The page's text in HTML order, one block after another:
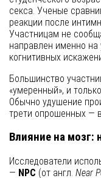
секса. Ученые
реакции после
Участницам не
направлен именно
когнитивных
Большинство
«умеренный», и
Обычно удушение
трети опрошенных —
Влияние на мозг:
Исследователи
— NPC (от англ. Near